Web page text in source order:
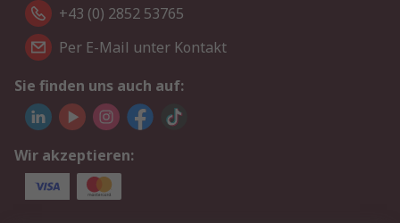
+43 (0) 2852 53765
Per E-Mail unter Kontakt
Sie finden uns auch auf:
Wir akzeptieren: